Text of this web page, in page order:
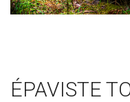
ÉPAVISTE